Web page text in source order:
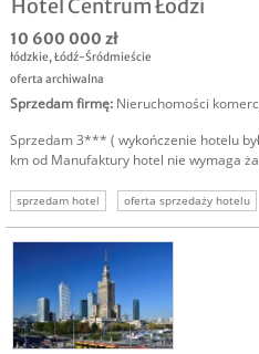
Hotel Centrum Łodzi
10 600 000 zł
łódzkie,Łódź-Śródmieście
oferta archiwalna
Sprzedam firmę: Nieruchomości
Sprzedam 3*** ( wykończenie hotelu
km od Manufaktury hotel nie wymaga
sprzedam hotel oferta sprzedaży hotelu
inwestycja w hotel
inwestowanie w